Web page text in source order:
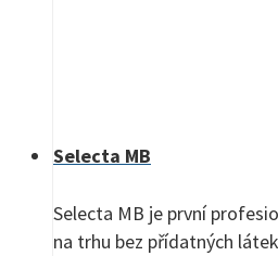
Selecta MB
Selecta MB je první
na trhu bez přídatných